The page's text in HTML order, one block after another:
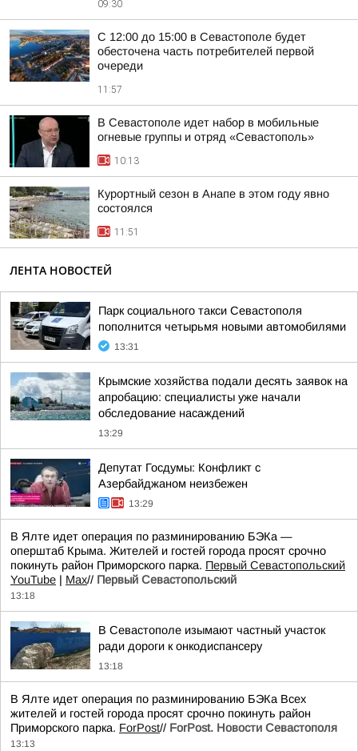
09:30
С 12:00 до 15:00 в Севастополе будет
обесточена часть потребителей первой
очереди
11:57
В Севастополе идет набор в мобильные
огневые группы и отряд «Севастополь»
10:13
Курортный сезон в Анапе в этом году явно
состоялся
11:51
ЛЕНТА НОВОСТЕЙ
Парк социального такси Севастополя
пополнится четырьмя новыми автомобилями
13:31
Крымские хозяйства подали десять заявок на
апробацию: специалисты уже начали
обследование насаждений
13:29
Депутат Госдумы: Конфликт с
Азербайджаном неизбежен
13:29
В Ялте идет операция по разминированию БЭКа —
оперштаб Крыма. Жителей и гостей города просят срочно
покинуть район Приморского парка. Первый Севастопольский
YouTube | Max// Первый Севастопольский
13:18
В Севастополе изымают частный участок
ради дороги к онкодиспансеру
13:18
В Ялте идет операция по разминированию БЭКа Всех
жителей и гостей города просят срочно покинуть район
Приморского парка. ForPost// ForPost. Новости Севастополя
13:13